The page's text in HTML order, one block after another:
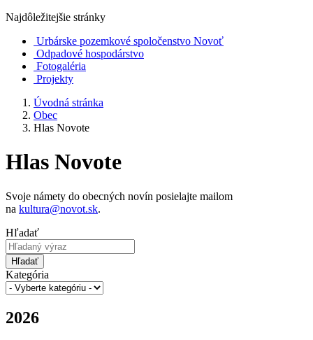
Najdôležitejšie stránky
Urbárske pozemkové spoločenstvo Novoť
Odpadové hospodárstvo
Fotogaléria
Projekty
Úvodná stránka
Obec
Hlas Novote
Hlas Novote
Svoje námety do obecných novín posielajte mailom
na kultura@novot.sk.
Hľadať
Hľadať
Kategória
2026